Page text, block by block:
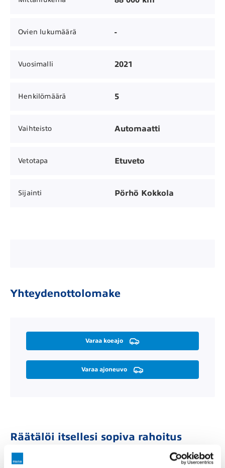
Ovien lukumäärä -
Vuosimalli 2021
Henkilömäärä 5
Vaihteisto Automaatti
Vetotapa Etuveto
Sijainti Pörhö Kokkola
Yhteydenottolomake
Varaa koeajo
Varaa ajoneuvo
Räätälöi itsellesi sopiva rahoitus